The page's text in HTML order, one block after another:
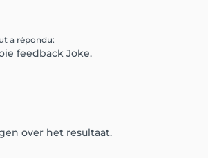
a répondu:
feedback Joke.
over het resultaat.